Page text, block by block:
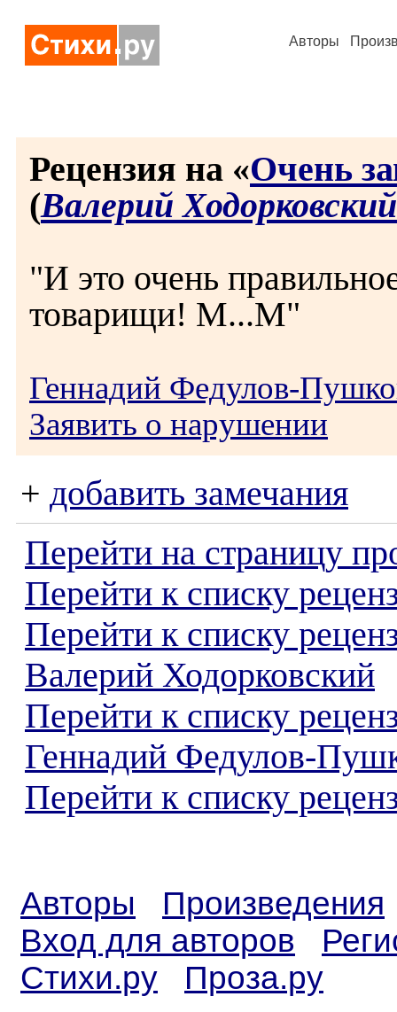
Авторы
Рецензия на «Очень
(Валерий Ходорковский
"И это очень
товарищи! М...М"
Геннадий Федулов-
Заявить о нарушении
+ добавить замечания
Перейти на страницу
Перейти к списку
Перейти к списку
Валерий Ходорковский
Перейти к списку
Геннадий Федулов-
Перейти к списку
Авторы
Произведения
Вход для авторов
Стихи.ру
Проза.ру